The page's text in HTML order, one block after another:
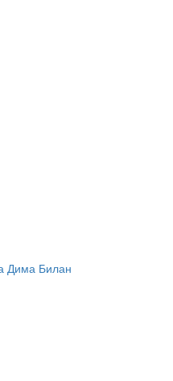
Дима Билан